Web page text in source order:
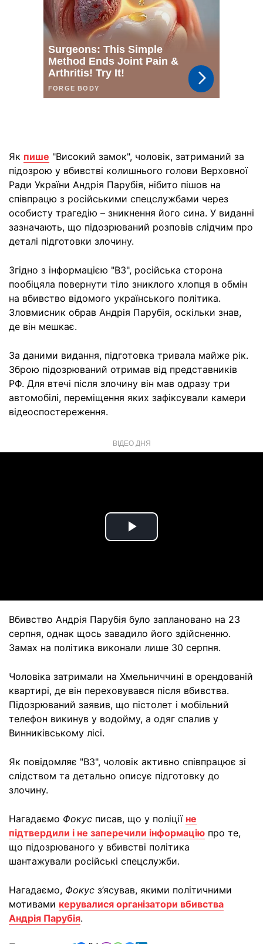
Як пише "Високий замок", чоловік, затриманий за
підозрою у вбивстві колишнього голови Верховної
Ради України Андрія Парубія, нібито пішов на
співпрацю з російськими спецслужбами через
особисту трагедію – зникнення його сина. У виданні
зазначають, що підозрюваний розповів слідчим про
деталі підготовки злочину.
Згідно з інформацією "ВЗ", російська сторона
пообіцяла повернути тіло зниклого хлопця в обмін
на вбивство відомого українського політика.
Зловмисник обрав Андрія Парубія, оскільки знав,
де він мешкає.
За даними видання, підготовка тривала майже рік.
Зброю підозрюваний отримав від представників
РФ. Для втечі після злочину він мав одразу три
автомобілі, переміщення яких зафіксували камери
відеоспостереження.
ВІДЕО ДНЯ
Play
Вбивство Андрія Парубія було заплановано на 23
серпня, однак щось завадило його здійсненню.
Замах на політика виконали лише 30 серпня.
Чоловіка затримали на Хмельниччині в орендованій
квартирі, де він переховувався після вбивства.
Підозрюваний заявив, що пістолет і мобільний
телефон викинув у водойму, а одяг спалив у
Винниківському лісі.
Як повідомляє "ВЗ", чоловік активно співпрацює зі
слідством та детально описує підготовку до
злочину.
Нагадаємо Фокус писав, що у поліції не
підтвердили і не заперечили інформацію про те,
що підозрюваного у вбивстві політика
шантажували російські спецслужби.
Нагадаємо, Фокус з’ясував, якими політичними
мотивами керувалися організатори вбивства
Андрія Парубія.